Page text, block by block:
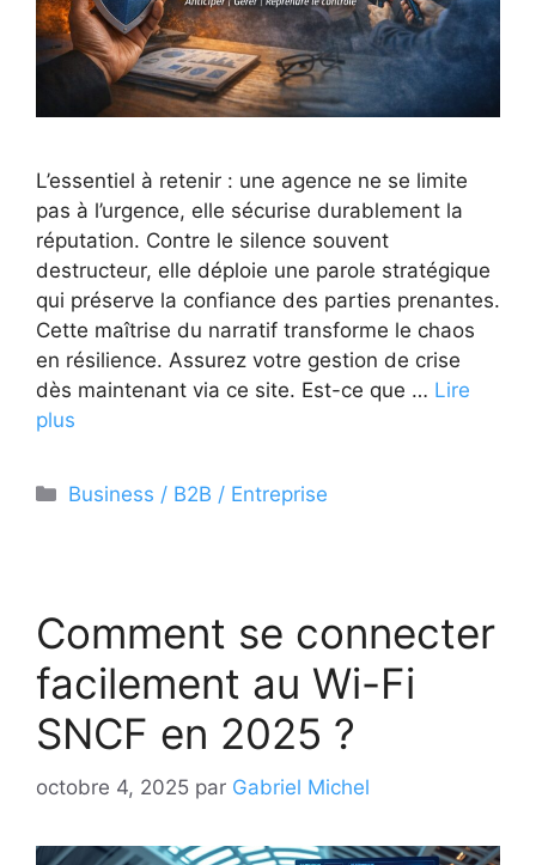
L’essentiel à retenir : une agence ne se limite
pas à l’urgence, elle sécurise durablement la
réputation. Contre le silence souvent
destructeur, elle déploie une parole stratégique
qui préserve la confiance des parties prenantes.
Cette maîtrise du narratif transforme le chaos
en résilience. Assurez votre gestion de crise
dès maintenant via ce site. Est-ce que … Lire
plus
Catégories
Business / B2B / Entreprise
Comment se connecter
facilement au Wi-Fi
SNCF en 2025 ?
octobre 4, 2025 par Gabriel Michel